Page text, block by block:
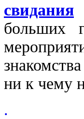
свидания
больших
ни к чему
.